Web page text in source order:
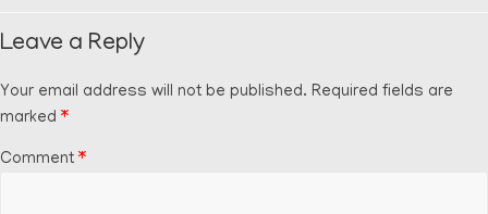
Leave a Reply
Your email address will not be published. Required fields are
marked *
Comment *